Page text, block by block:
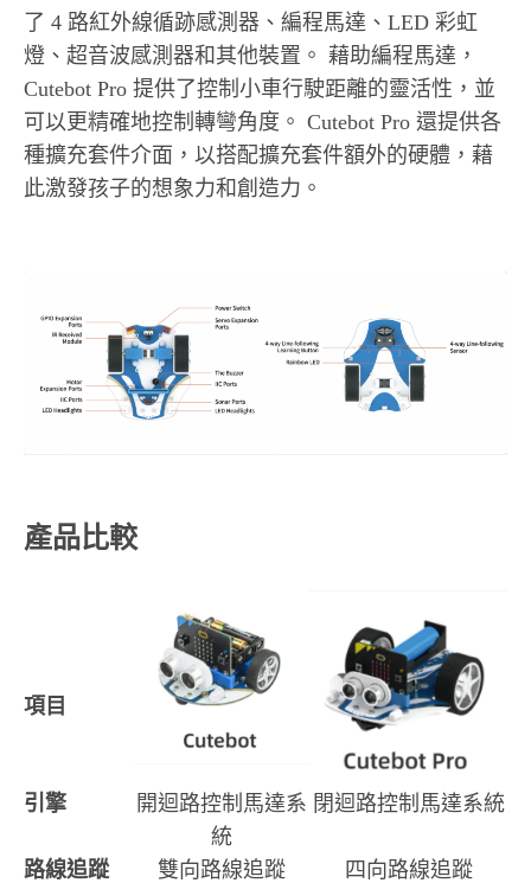
了 4 路紅外線循跡感測器、編程馬達、LED 彩虹
燈、超音波感測器和其他裝置。 藉助編程馬達，
Cutebot Pro 提供了控制小車行駛距離的靈活性，並
可以更精確地控制轉彎角度。 Cutebot Pro 還提供各
種擴充套件介面，以搭配擴充套件額外的硬體，藉
此激發孩子的想象力和創造力。
產品比較
項目
引擎
開迴路控制馬達系
統
閉迴路控制馬達系統
路線追蹤 雙向路線追蹤
四向路線追蹤